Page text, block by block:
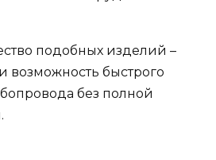
подобных изделий –
возможность быстрого
без полной